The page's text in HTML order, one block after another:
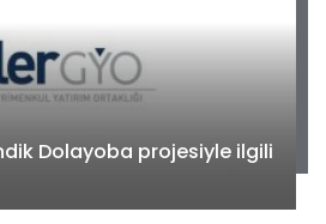
Dolayoba projesiyle ilgili